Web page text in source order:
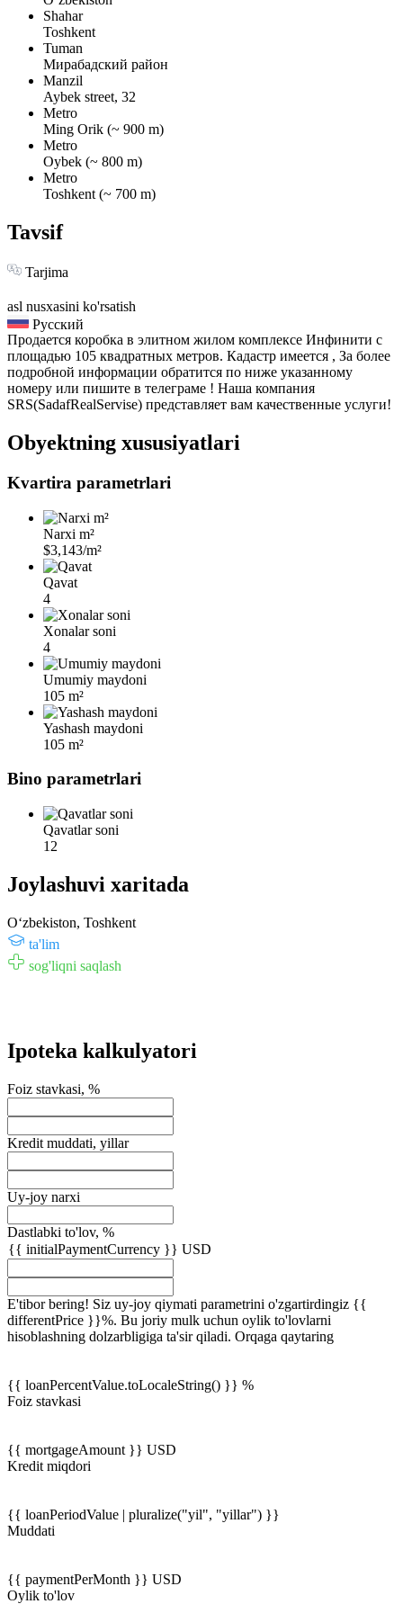
Shahar
Toshkent
Tuman
Мирабадский район
Manzil
Aybek street, 32
Metro
Ming Orik (~ 900 m)
Metro
Oybek (~ 800 m)
Metro
Toshkent (~ 700 m)
Tavsif
Tarjima
asl nusxasini ko'rsatish
Русский
Продается коробка в элитном жилом комплексе Инфинити с
площадью 105 квадратных метров. Кадастр имеется , За более
подробной информации обратится по ниже указанному
номеру или пишите в телеграме ! Наша компания
SRS(SadafRealServise) представляет вам качественные услуги!
Obyektning xususiyatlari
Kvartira parametrlari
Narxi m²
$3,143/m²
Qavat
4
Xonalar soni
4
Umumiy maydoni
105 m²
Yashash maydoni
105 m²
Bino parametrlari
Qavatlar soni
12
Joylashuvi xaritada
Oʻzbekiston, Toshkent
ta'lim
sog'liqni saqlash
Ipoteka kalkulyatori
Foiz stavkasi, %
Kredit muddati, yillar
Uy-joy narxi
Dastlabki to'lov, %
{{ initialPaymentCurrency }} USD
E'tibor bering! Siz uy-joy qiymati parametrini o'zgartirdingiz {{
differentPrice }}%. Bu joriy mulk uchun oylik to'lovlarni
hisoblashning dolzarbligiga ta'sir qiladi. Orqaga qaytaring
{{ loanPercentValue.toLocaleString() }} %
Foiz stavkasi
{{ mortgageAmount }} USD
Kredit miqdori
{{ loanPeriodValue | pluralize("yil", "yillar") }}
Muddati
{{ paymentPerMonth }} USD
Oylik to'lov